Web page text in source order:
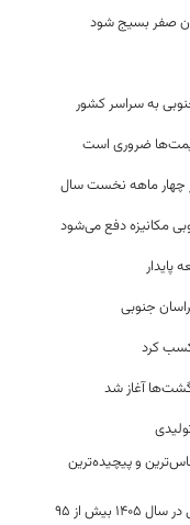
صفر بسیج شود
ضروری است
مکانیزه دفع می‌شود
پایدار
جنوبی
کرد
و پیچیده‌ترین
سهم مالیات از کل درآمدهای مصوب خراسان جنوبی در سال ۱۴۰۵ بیش از ۹۵